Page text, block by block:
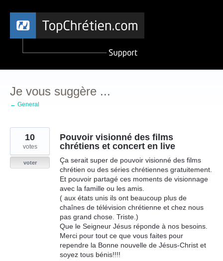
Aller
contenu
Je vous suggère ...
← General
Pouvoir visionné des films
chrétiens et concert en live
Ça serait super de pouvoir visionné des films
chrétien ou des séries chrétiennes gratuitement.
Et pouvoir partagé ces moments de visionnage
avec la famille ou les amis.
( aux états unis ils ont beaucoup plus de
chaînes de télévision chrétienne et chez nous
pas grand chose. Triste.)
Que le Seigneur Jésus réponde à nos besoins.
Merci pour tout ce que vous faites pour
rependre la Bonne nouvelle de Jésus-Christ et
soyez tous bénis!!!!
10
votes
voter